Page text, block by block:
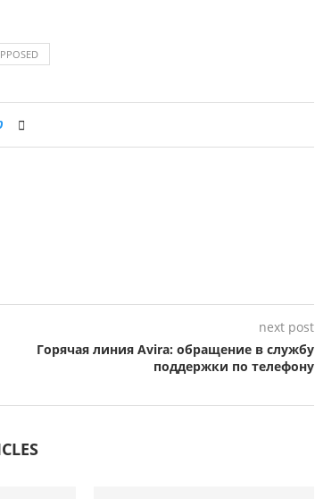
next post
Горячая линия Avira: обращение в службу
поддержки по телефону